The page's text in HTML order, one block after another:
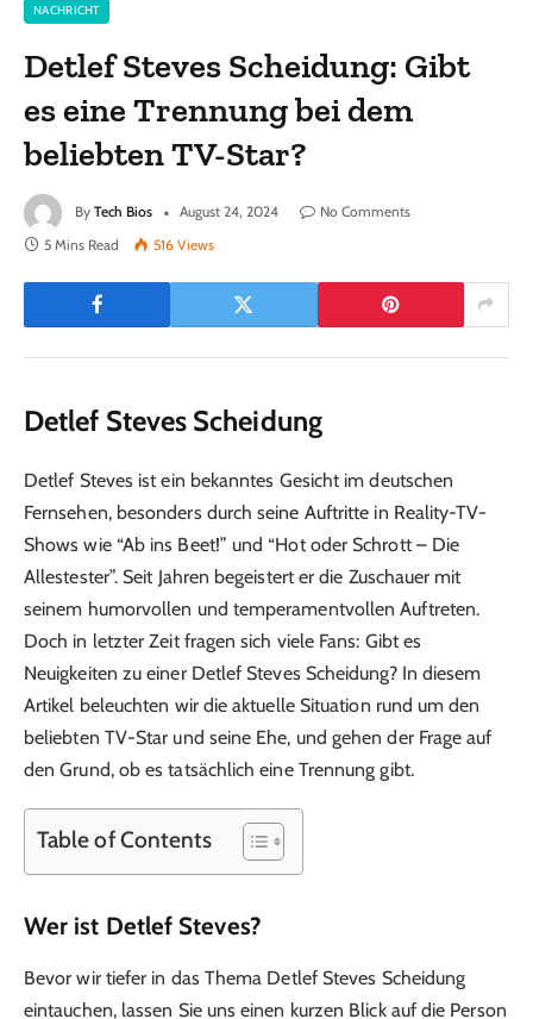
NACHRICHT
Detlef Steves Scheidung: Gibt
es eine Trennung bei dem
beliebten TV-Star?
By Tech Bios August 24, 2024
No Comments
5 Mins Read
516 Views
Detlef Steves Scheidung
Detlef Steves ist ein bekanntes Gesicht im deutschen
Fernsehen, besonders durch seine Auftritte in Reality-TV-
Shows wie “Ab ins Beet!” und “Hot oder Schrott – Die
Allestester”. Seit Jahren begeistert er die Zuschauer mit
seinem humorvollen und temperamentvollen Auftreten.
Doch in letzter Zeit fragen sich viele Fans: Gibt es
Neuigkeiten zu einer Detlef Steves Scheidung? In diesem
Artikel beleuchten wir die aktuelle Situation rund um den
beliebten TV-Star und seine Ehe, und gehen der Frage auf
den Grund, ob es tatsächlich eine Trennung gibt.
Table of Contents
Wer ist Detlef Steves?
Bevor wir tiefer in das Thema Detlef Steves Scheidung
eintauchen, lassen Sie uns einen kurzen Blick auf die Person